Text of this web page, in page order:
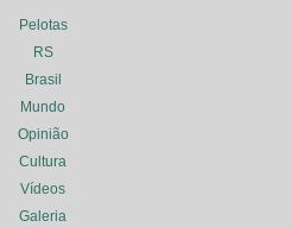
Pelotas
RS
Brasil
Mundo
Opinião
Cultura
Vídeos
Galeria